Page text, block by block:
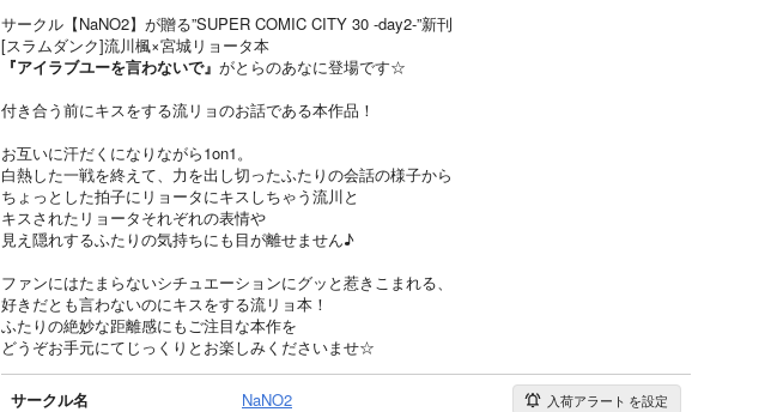
サークル【NaNO2】が贈る”SUPER COMIC CITY 30 -day2-”新刊
[スラムダンク]流川楓×宮城リョータ本
『アイラブユーを言わないで』 がとらのあなに登場です☆
付き合う前にキスをする流リョのお話である本作品！
お互いに汗だくになりながら1on1。
白熱した一戦を終えて、力を出し切ったふたりの会話の様子から
ちょっとした拍子にリョータにキスしちゃう流川と
キスされたリョータそれぞれの表情や
見え隠れするふたりの気持ちにも目が離せません♪
ファンにはたまらないシチュエーションにグッと惹きこまれる、
好きだとも言わないのにキスをする流リョ本！
ふたりの絶妙な距離感にもご注目な本作を
どうぞお手元にてじっくりとお楽しみくださいませ☆
サークル名 NaNO2 入荷アラート を設定